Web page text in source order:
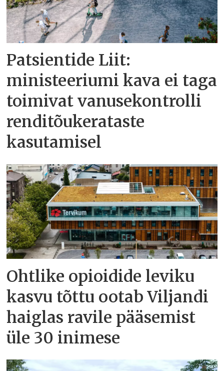
Patsientide Liit:
ministeeriumi kava ei taga
toimivat vanusekontrolli
renditõukerataste
kasutamisel
Ohtlike opioidide leviku
kasvu tõttu ootab Viljandi
haiglas ravile pääsemist
üle 30 inimese